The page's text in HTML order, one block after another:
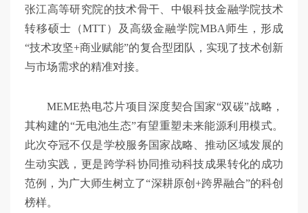
张江高等研究院的技术骨干、中银科技金融学院技术
转移硕士（MTT）及高级金融学院MBA师生，形成
“技术攻坚+商业赋能”的复合型团队，实现了技术创新
与市场需求的精准对接。
MEME热电芯片项目深度契合国家“双碳”战略，
其构建的“无电池生态”有望重塑未来能源利用模式。
此次夺冠不仅是学校服务国家战略、推动区域发展的
生动实践，更是跨学科协同推动科技成果转化的成功
范例，为广大师生树立了“深耕原创+跨界融合”的科创
榜样。